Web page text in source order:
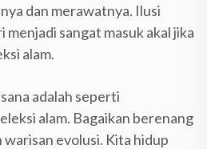
dan merawatnya. Ilusi
sangat masuk akal jika
alam.
adalah seperti
alam. Bagaikan berenang
evolusi. Kita hidup